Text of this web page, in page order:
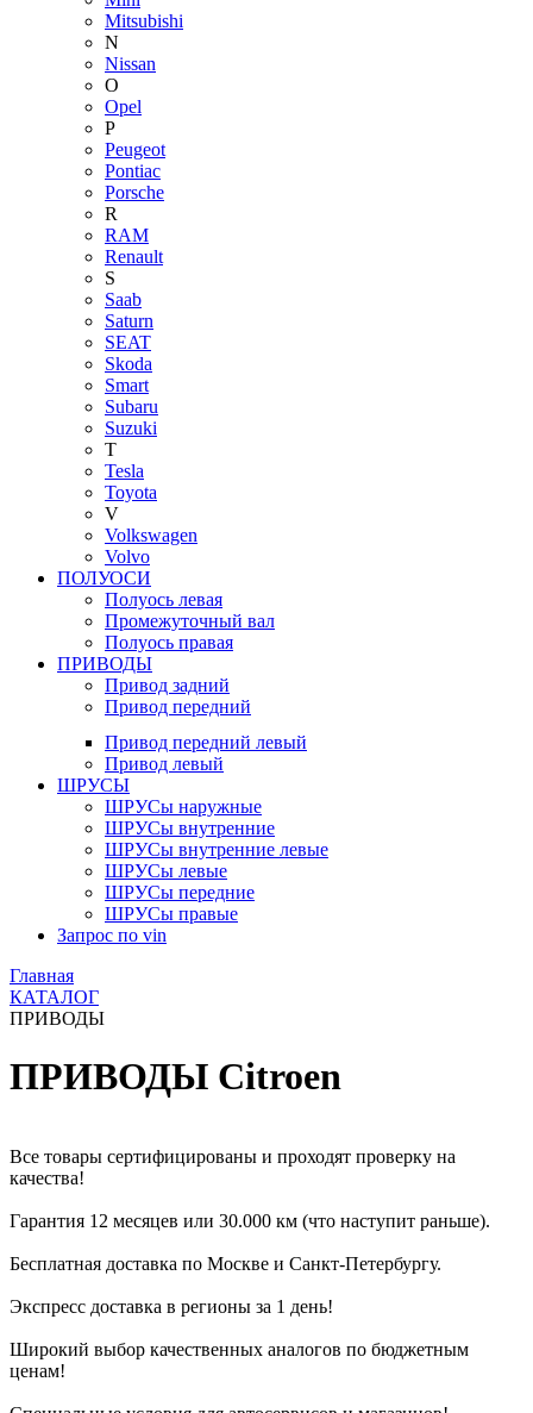
Mitsubishi
N
Nissan
O
Opel
P
Peugeot
Pontiac
Porsche
R
RAM
Renault
S
Saab
Saturn
SEAT
Skoda
Smart
Subaru
Suzuki
T
Tesla
Toyota
V
Volkswagen
Volvo
ПОЛУОСИ
Полуось левая
Промежуточный вал
Полуось правая
ПРИВОДЫ
Привод задний
Привод передний
Привод передний левый
Привод левый
ШРУСЫ
ШРУСы наружные
ШРУСы внутренние
ШРУСы внутренние левые
ШРУСы левые
ШРУСы передние
ШРУСы правые
Запрос по vin
Главная
КАТАЛОГ
ПРИВОДЫ
ПРИВОДЫ Citroen
Все товары сертифицированы и проходят проверку на
качества!
Гарантия 12 месяцев или 30.000 км (что наступит раньше).
Бесплатная доставка по Москве и Санкт-Петербургу.
Экспресс доставка в регионы за 1 день!
Широкий выбор качественных аналогов по бюджетным
ценам!